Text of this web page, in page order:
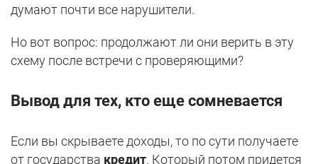
думают почти все нарушители.
Но вот вопрос: продолжают ли они верить в эту
схему после встречи с проверяющими?
Вывод для тех, кто еще сомневается
Если вы скрываете доходы, то по сути получаете
от государства кредит. Который потом придется